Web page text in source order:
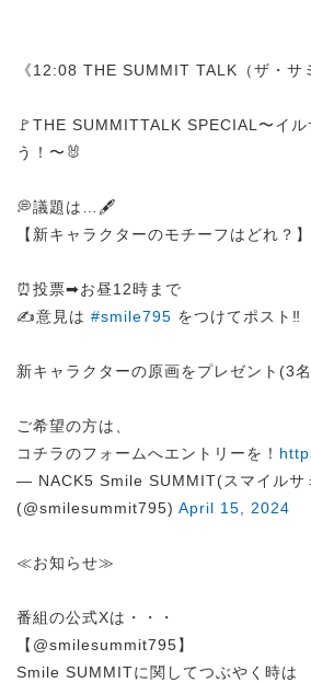
《12:08 THE SUMMIT TALK（ザ・サ
🚩THE SUMMITTALK SPECIAL〜イル
う！〜🐰
💭議題は…🖋️
【新キャラクターのモチーフはどれ？】
⏰投票➡︎お昼12時まで
✍️意見は #smile795 をつけてポスト‼
新キャラクターの原画をプレゼント(3
ご希望の方は、
コチラのフォームへエントリーを！
— NACK5 Smile SUMMIT(スマイルサ
(@smilesummit795) April 15, 2024
≪お知らせ≫
番組の公式Xは・・・
【@smilesummit795】
Smile SUMMITに関してつぶやく時は